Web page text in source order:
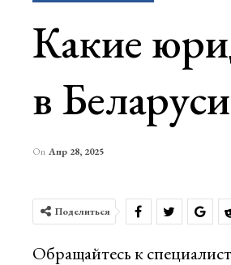
Какие
в
On Апр 28, 2025
Поделиться
Обращайтесь к